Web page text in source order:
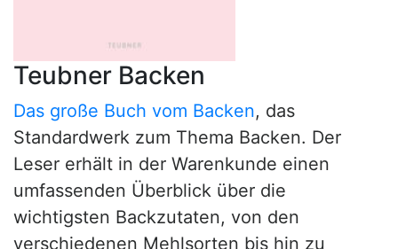
Teubner Backen
Das große Buch vom Backen, das
Standardwerk zum Thema Backen. Der
Leser erhält in der Warenkunde einen
umfassenden Überblick über die
wichtigsten Backzutaten, von den
verschiedenen Mehlsorten bis hin zu